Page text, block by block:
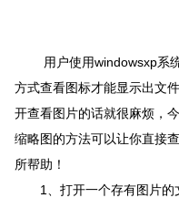
用户使用windowsxp系
方式查看图标才能显示出文
开查看图片的话就很麻烦，
缩略图的方法可以让你直接
所帮助！
1、打开一个存有图片